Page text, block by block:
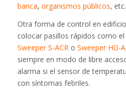
banca, organismos públicos, etc.
Otra forma de control en
colocar pasillos rápidos como el
Sweeper S-ACRo Sweeper HG-
siempre en modo de libre
alarma si el sensor de
con síntomas febriles.